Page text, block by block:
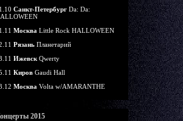
Санкт-Петербург Da: Da:
Москва Little Rock HALLOWEEN
Рязань Планетарий
Ижевск Qwerty
Киров Gaudi Hall
Москва Volta w/AMARANTHE
2015